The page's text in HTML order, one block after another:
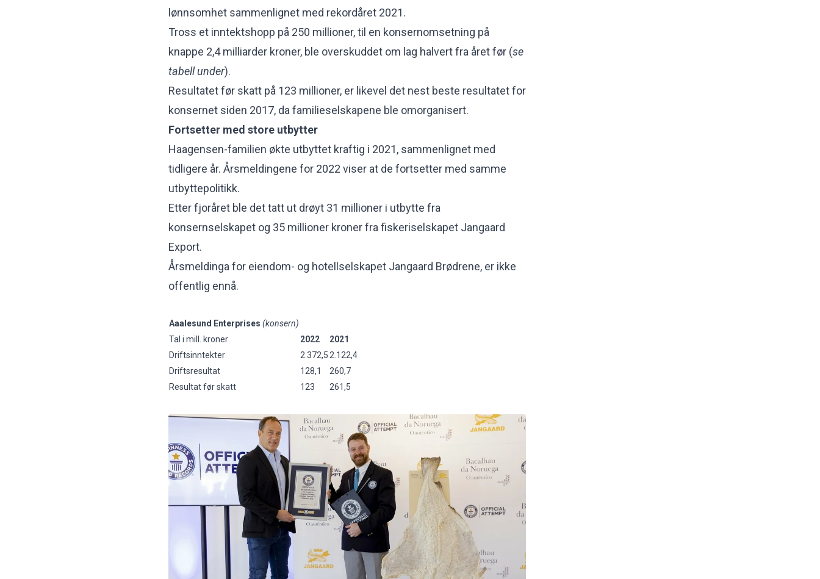
lønnsomhet sammenlignet med rekordåret 2021.
Tross et inntektshopp på 250 millioner, til en konsernomsetning på
knappe 2,4 milliarder kroner, ble overskuddet om lag halvert fra året før (se
tabell under).
Resultatet før skatt på 123 millioner, er likevel det nest beste resultatet for
konsernet siden 2017, da familieselskapene ble omorganisert.
Fortsetter med store utbytter
Haagensen-familien økte utbyttet kraftig i 2021, sammenlignet med
tidligere år. Årsmeldingene for 2022 viser at de fortsetter med samme
utbyttepolitikk.
Etter fjoråret ble det tatt ut drøyt 31 millioner i utbytte fra
konsernselskapet og 35 millioner kroner fra fiskeriselskapet Jangaard
Export.
Årsmeldinga for eiendom- og hotellselskapet Jangaard Brødrene, er ikke
offentlig ennå.
Aaalesund Enterprises (konsern)
Tal i mill. kroner
2022
2021
Driftsinntekter
2.372,5 2.122,4
Driftsresultat
128,1
260,7
Resultat før skatt
123 261,5